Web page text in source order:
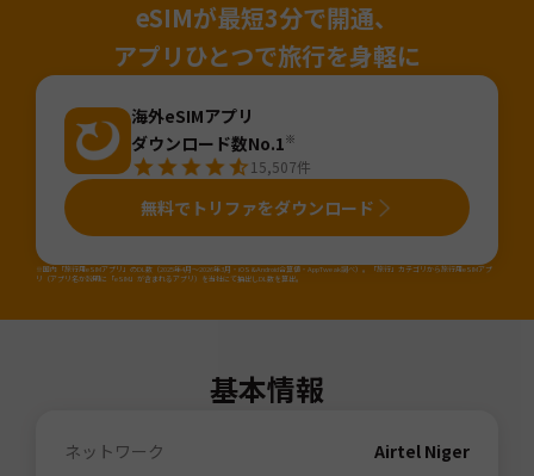
eSIMが最短3分で開通、
アプリひとつで旅行を身軽に
海外eSIMアプリ
ダウンロード数No.1※
15,507件
無料でトリファをダウンロード
※国内「旅行用eSIMアプリ」のDL数（2025年4月～2026年3月・iOS&Android合算値・AppTweak調べ）。「旅行」カテゴリから旅行用eSIMアプ
リ（アプリ名か説明に「eSIM」が含まれるアプリ）を当社にて抽出しDL数を算出。
基本情報
ネットワーク Airtel Niger